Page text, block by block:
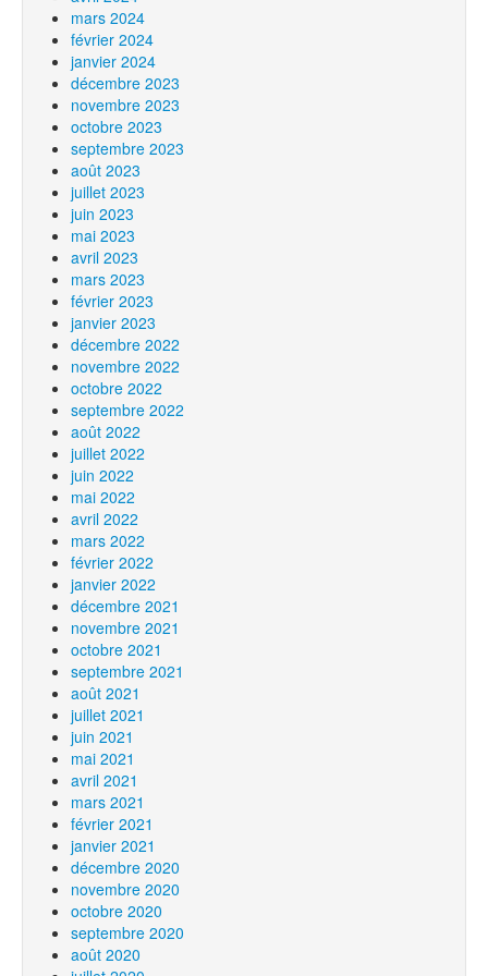
mars 2024
février 2024
janvier 2024
décembre 2023
novembre 2023
octobre 2023
septembre 2023
août 2023
juillet 2023
juin 2023
mai 2023
avril 2023
mars 2023
février 2023
janvier 2023
décembre 2022
novembre 2022
octobre 2022
septembre 2022
août 2022
juillet 2022
juin 2022
mai 2022
avril 2022
mars 2022
février 2022
janvier 2022
décembre 2021
novembre 2021
octobre 2021
septembre 2021
août 2021
juillet 2021
juin 2021
mai 2021
avril 2021
mars 2021
février 2021
janvier 2021
décembre 2020
novembre 2020
octobre 2020
septembre 2020
août 2020